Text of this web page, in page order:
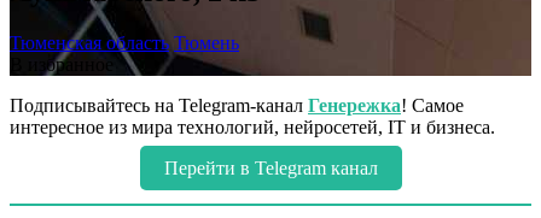
Тюменская область Тюмень
В избранное
Подписывайтесь на Telegram-канал Генережка! Самое
интересное из мира технологий, нейросетей, IT и бизнеса.
Перейти в Telegram канал